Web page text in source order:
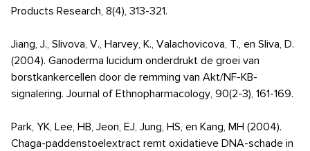
Products Research, 8(4), 313-321.
Jiang, J., Slivova, V., Harvey, K., Valachovicova, T., en Sliva, D.
(2004). Ganoderma lucidum onderdrukt de groei van
borstkankercellen door de remming van Akt/NF-KB-
signalering. Journal of Ethnopharmacology, 90(2-3), 161-169.
Park, YK, Lee, HB, Jeon, EJ, Jung, HS, en Kang, MH (2004).
Chaga-paddenstoelextract remt oxidatieve DNA-schade in